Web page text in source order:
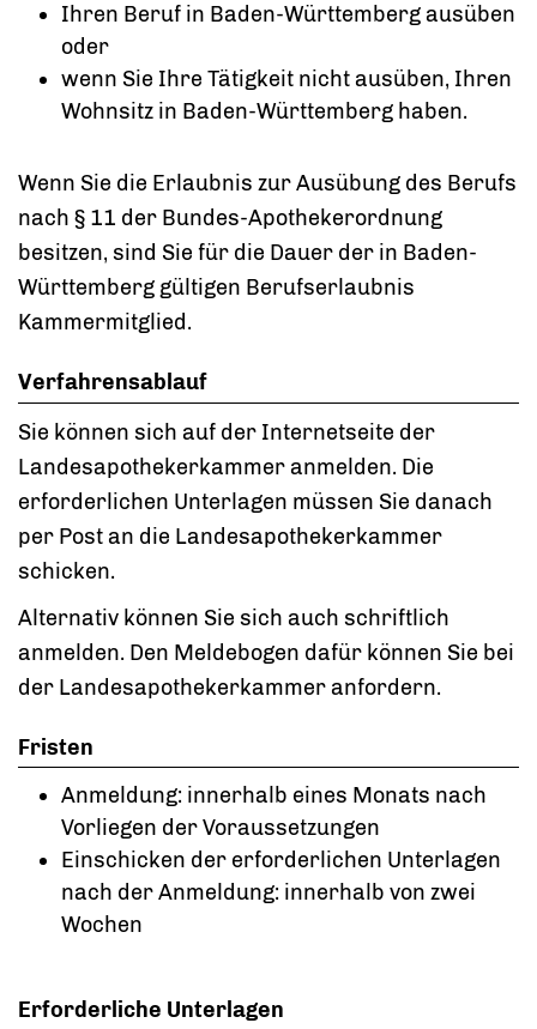
Ihren Beruf in Baden-Württemberg ausüben
oder
wenn Sie Ihre Tätigkeit nicht ausüben, Ihren
Wohnsitz in Baden-Württemberg haben.
Wenn Sie die Erlaubnis zur Ausübung des Berufs
nach § 11 der Bundes-Apothekerordnung
besitzen, sind Sie für die Dauer der in Baden-
Württemberg gültigen Berufserlaubnis
Kammermitglied.
Verfahrensablauf
Sie können sich auf der Internetseite der
Landesapothekerkammer anmelden. Die
erforderlichen Unterlagen müssen Sie danach
per Post an die Landesapothekerkammer
schicken.
Alternativ können Sie sich auch schriftlich
anmelden. Den Meldebogen dafür können Sie bei
der Landesapothekerkammer anfordern.
Fristen
Anmeldung: innerhalb eines Monats nach
Vorliegen der Voraussetzungen
Einschicken der erforderlichen Unterlagen
nach der Anmeldung: innerhalb von zwei
Wochen
Erforderliche Unterlagen